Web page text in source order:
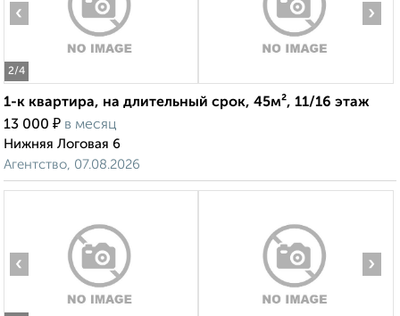
2/4
‹ ›
1-к квартира, на длительный срок, 45м², 11/16 этаж
13 000 ₽ в месяц
Нижняя Логовая 6
Агентство, 07.08.2026
‹ ›